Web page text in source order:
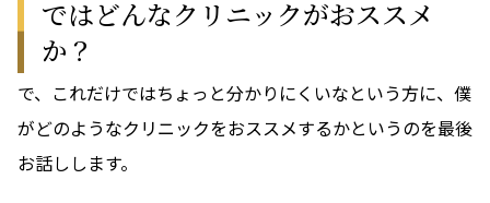
ではどんなクリニックがおススメ
か？
で、これだけではちょっと分かりにくいなという方に、僕
がどのようなクリニックをおススメするかというのを最後
お話しします。